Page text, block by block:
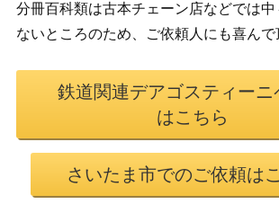
分冊百科類は古本チェーン店などでは
ないところのため、ご依頼人にも喜んで
鉄道関連デアゴスティーニ
はこちら
さいたま市でのご依頼は